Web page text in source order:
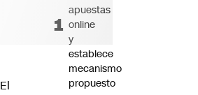
El
apuestas
online
y
establece
mecanismo
propuesto